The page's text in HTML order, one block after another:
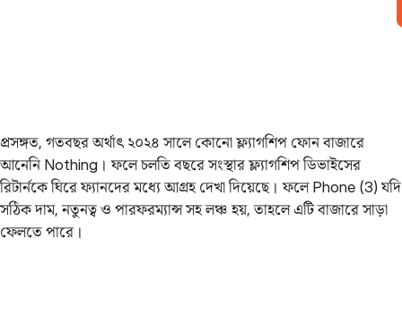
প্রসঙ্গত, গতবছর অর্থাৎ ২০২৪ সালে কোনো ফ্ল্যাগশিপ ফোন বাজারে
আনেনি Nothing। ফলে চলতি বছরে সংস্থার ফ্ল্যাগশিপ ডিভাইসের
রিটার্নকে ঘিরে ফ্যানদের মধ্যে আগ্রহ দেখা দিয়েছে। ফলে Phone (3) যদি
সঠিক দাম, নতুনত্ব ও পারফরম্যান্স সহ লঞ্চ হয়, তাহলে এটি বাজারে সাড়া
ফেলতে পারে।